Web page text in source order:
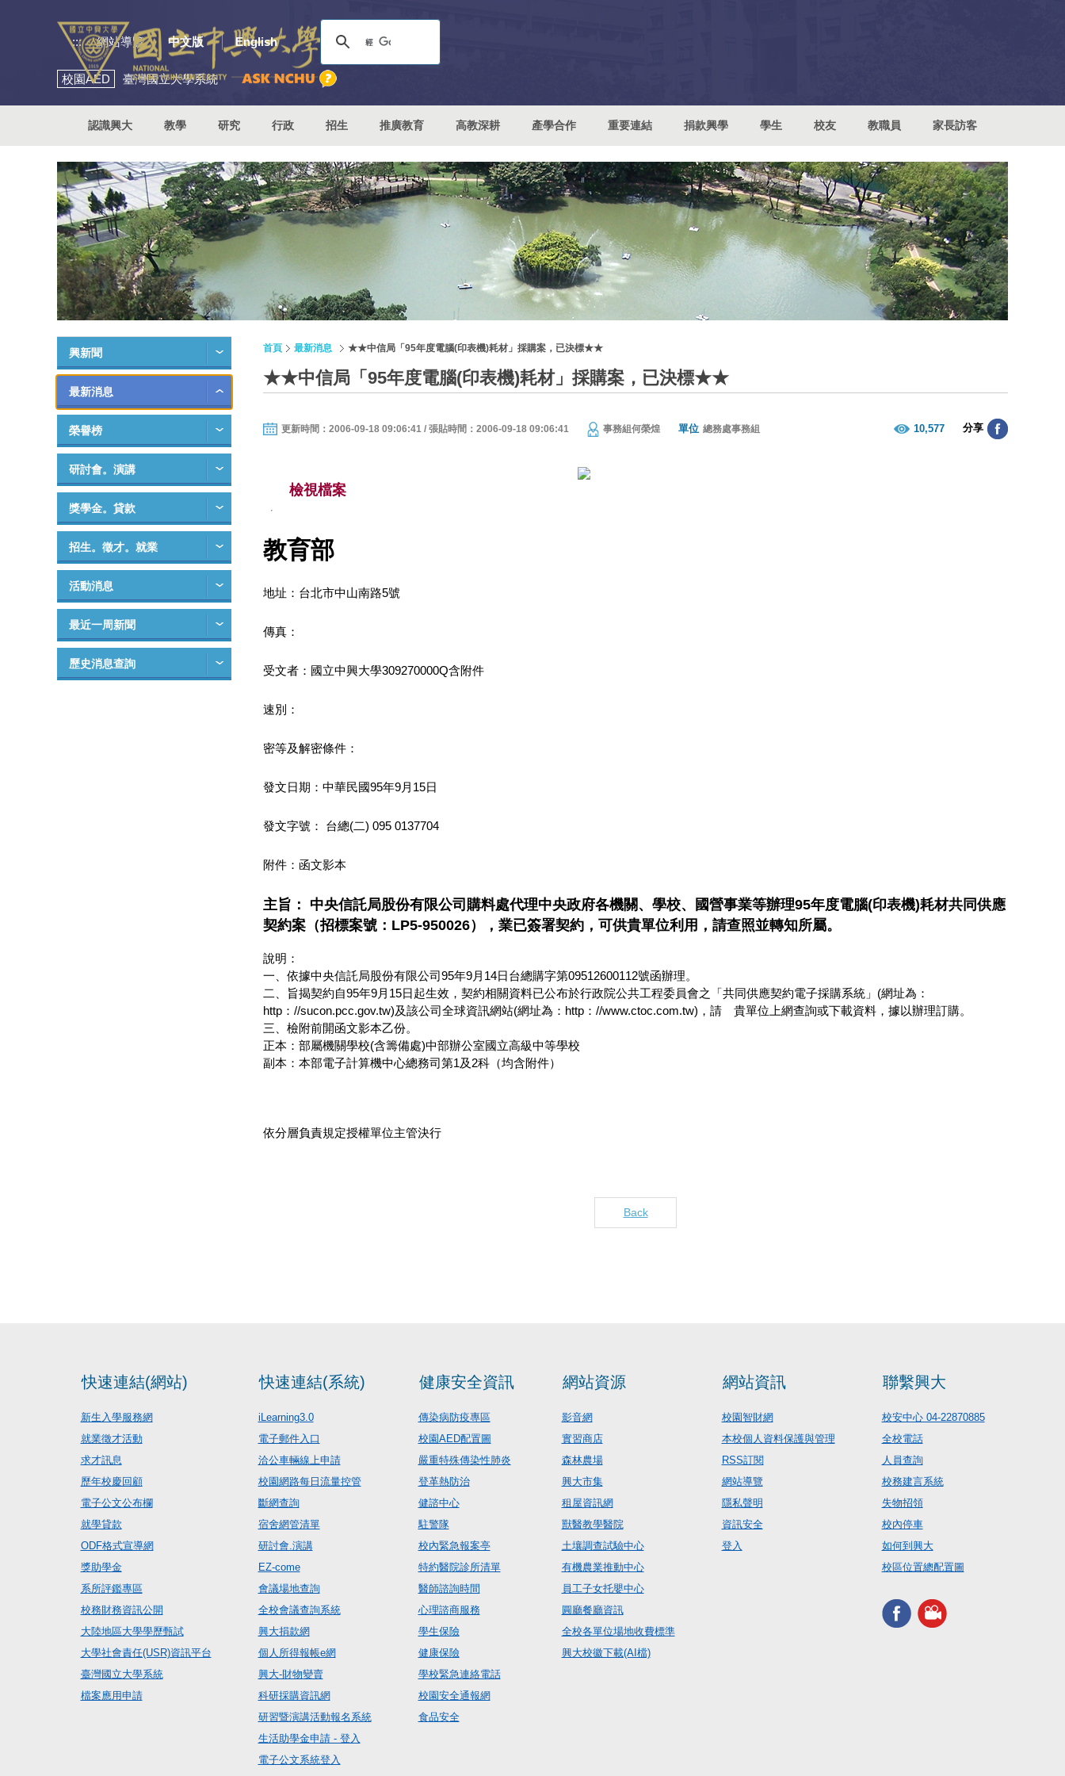
::: 網站導覽 中文版 English
校園AED 臺灣國立大學系統
認識興大 教學 研究 行政 招生 推廣教育 高教深耕 產學合作 重要連結 捐款興學 學生 校友 教職員 家長訪客
興新聞
最新消息
榮譽榜
研討會。演講
獎學金。貸款
招生。徵才。就業
活動消息
最近一周新聞
歷史消息查詢
首頁 最新消息 ★★中信局「95年度電腦(印表機)耗材」採購案，已決標★★
★★中信局「95年度電腦(印表機)耗材」採購案，已決標★★
更新時間：2006-09-18 09:06:41 / 張貼時間：2006-09-18 09:06:41 事務組何榮煌 單位 總務處事務組 10,577 分享
檢視檔案
教育部
地址：台北市中山南路5號
傳真：
受文者：國立中興大學309270000Q含附件
速別：
密等及解密條件：
發文日期：中華民國95年9月15日
發文字號： 台總(二) 095 0137704
附件：函文影本
主旨： 中央信託局股份有限公司購料處代理中央政府各機關、學校、國營事業等辦理95年度電腦(印表機)耗材共同供應
契約案（招標案號：LP5-950026），業已簽署契約，可供貴單位利用，請查照並轉知所屬。
說明：
一、依據中央信託局股份有限公司95年9月14日台總購字第09512600112號函辦理。
二、旨揭契約自95年9月15日起生效，契約相關資料已公布於行政院公共工程委員會之「共同供應契約電子採購系統」(網址為：
http：//sucon.pcc.gov.tw)及該公司全球資訊網站(網址為：http：//www.ctoc.com.tw)，請 貴單位上網查詢或下載資料，據以辦理訂購。
三、檢附前開函文影本乙份。
正本：部屬機關學校(含籌備處)中部辦公室國立高級中等學校
副本：本部電子計算機中心總務司第1及2科（均含附件）
依分層負責規定授權單位主管決行
Back
快速連結(網站)
新生入學服務網
就業徵才活動
求才訊息
歷年校慶回顧
電子公文公布欄
就學貸款
ODF格式宣導網
獎助學金
系所評鑑專區
校務財務資訊公開
大陸地區大學學歷甄試
大學社會責任(USR)資訊平台
臺灣國立大學系統
檔案應用申請
快速連結(系統)
iLearning3.0
電子郵件入口
洽公車輛線上申請
校園網路每日流量控管
斷網查詢
宿舍網管清單
研討會.演講
EZ-come
會議場地查詢
全校會議查詢系統
興大捐款網
個人所得報帳e網
興大-財物變賣
科研採購資訊網
研習暨演講活動報名系統
生活助學金申請 - 登入
電子公文系統登入
健康安全資訊
傳染病防疫專區
校園AED配置圖
嚴重特殊傳染性肺炎
登革熱防治
健諮中心
駐警隊
校內緊急報案亭
特約醫院診所清單
醫師諮詢時間
心理諮商服務
學生保險
健康保險
學校緊急連絡電話
校園安全通報網
食品安全
網站資源
影音網
實習商店
森林農場
興大市集
租屋資訊網
獸醫教學醫院
土壤調查試驗中心
有機農業推動中心
員工子女托嬰中心
圓廳餐廳資訊
全校各單位場地收費標準
興大校徽下載(AI檔)
網站資訊
校園智財網
本校個人資料保護與管理
RSS訂閱
網站導覽
隱私聲明
資訊安全
登入
聯繫興大
校安中心 04-22870885
全校電話
人員查詢
校務建言系統
失物招領
校內停車
如何到興大
校區位置總配置圖